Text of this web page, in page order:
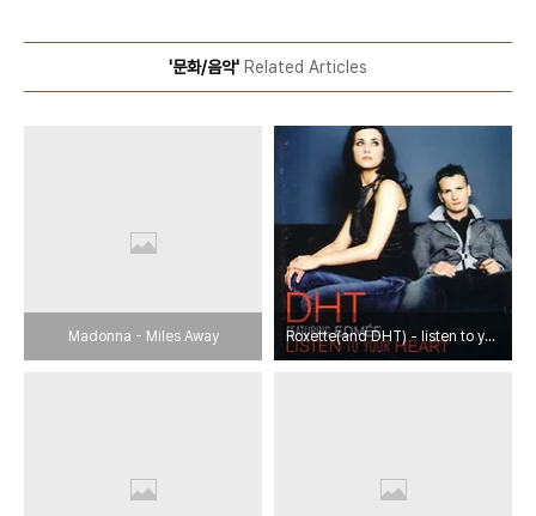
'문화/음악' Related Articles
Madonna - Miles Away Roxette(and DHT) - listen to your heart